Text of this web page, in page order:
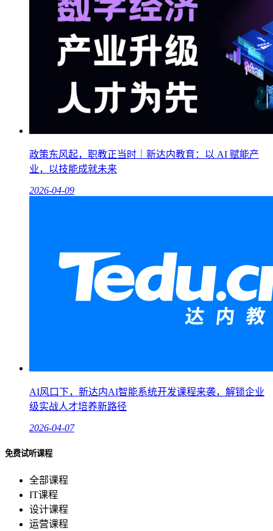
政策东风起，职教正当时｜新达内教育：以 AI 赋能产
业，以技能成就未来
2026-04-09
AI风口下，新达内AI智能系统开发课程来袭，解锁企业
级实战人才培养新路径
2026-04-07
免费试听课程
全部课程
IT课程
设计课程
运营课程